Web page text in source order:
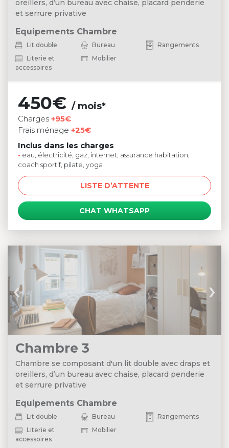
oreillers, d’un bureau avec chaise, placard penderie
et serrure privative
Equipements Chambre
Lit double Bureau
Rangements
Literie et
accessoires
Mobilier
450€ / mois*
Charges +95€
Frais ménage +25€
Inclus dans les charges
• eau, électricité, gaz, internet, assurance habitation,
coach sportif, pilate, yoga
LISTE D’ATTENTE
CHAT WHATSAPP
‹ ›
Chambre 3
Chambre se composant d'un lit double avec draps et
oreillers, d’un bureau avec chaise, placard penderie
et serrure privative
Equipements Chambre
Lit double Bureau
Rangements
Literie et
accessoires
Mobilier